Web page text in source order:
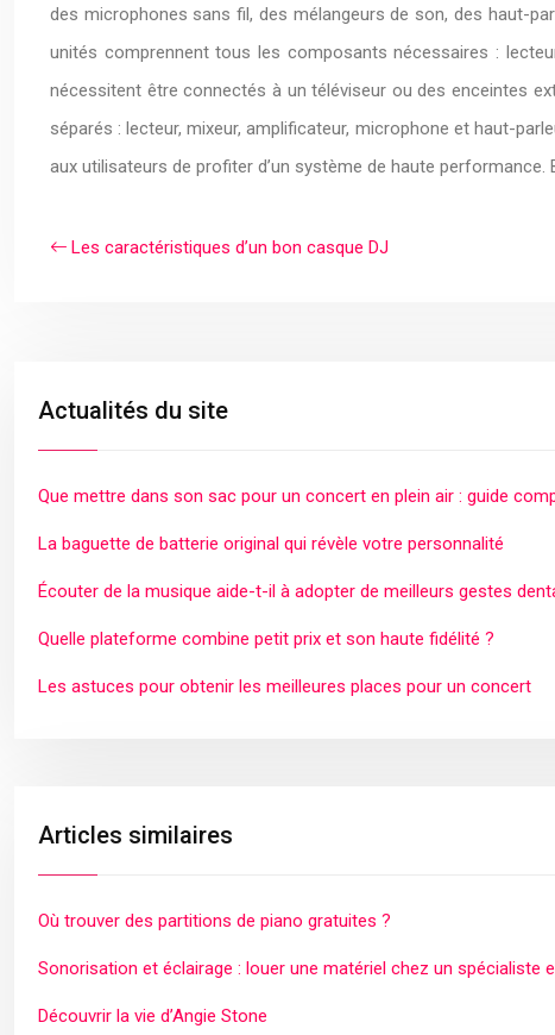
des microphones sans fil, des mélangeurs de son, des haut-
unités comprennent tous les composants nécessaires :
nécessitent être connectés à un téléviseur ou des enceintes
séparés : lecteur, mixeur, amplificateur, microphone et haut-
aux utilisateurs de profiter d’un système de haute
Les caractéristiques d’un bon casque DJ
Actualités du site
Que mettre dans son sac pour un concert en plein air : guide
La baguette de batterie original qui révèle votre personnalité
Écouter de la musique aide-t-il à adopter de meilleurs gestes
Quelle plateforme combine petit prix et son haute fidélité ?
Les astuces pour obtenir les meilleures places pour un concert
Articles similaires
Où trouver des partitions de piano gratuites ?
Sonorisation et éclairage : louer une matériel chez un spécialiste
Découvrir la vie d’Angie Stone